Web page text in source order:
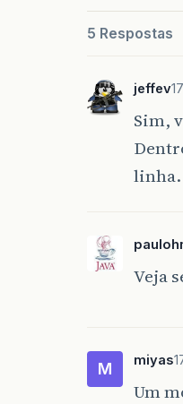
5 Respostas
jeffev
Sim,
linha.
Veja
M miyas
Um